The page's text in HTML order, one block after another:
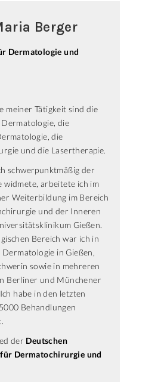
Berger
Dermatologie und
meiner Tätigkeit sind die
die
die
und die Lasertherapie.
schwerpunktmäßig der
widmete, arbeitete ich im
Weiterbildung im Bereich
und der Inneren
Gießen.
Bereich war ich in
in Gießen,
sowie in mehreren
Berliner und Münchener
habe in den letzten
Behandlungen
der Deutschen
Dermatochirurgie und